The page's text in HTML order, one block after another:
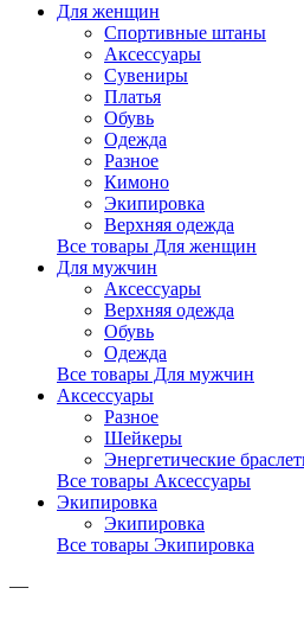
Для женщин
Спортивные штаны
Аксессуары
Сувениры
Платья
Обувь
Одежда
Разное
Кимоно
Экипировка
Верхняя одежда
Все товары Для женщин
Для мужчин
Аксессуары
Верхняя одежда
Обувь
Одежда
Все товары Для мужчин
Аксессуары
Разное
Шейкеры
Энергетические
Все товары Аксессуары
Экипировка
Экипировка
Все товары Экипировка
—